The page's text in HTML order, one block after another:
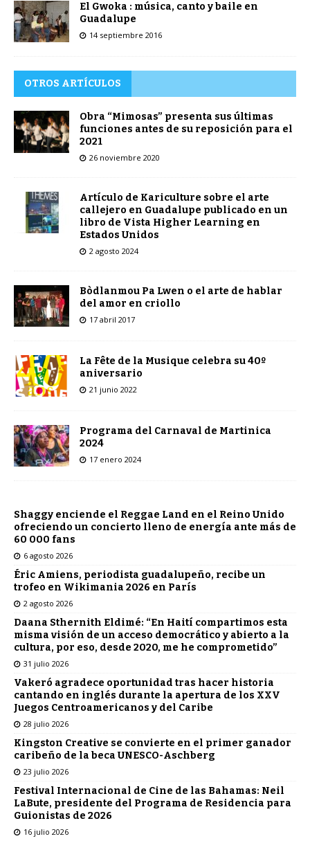
El Gwoka : música, canto y baile en
Guadalupe
14 septiembre 2016
OTROS ARTÍCULOS
Obra “Mimosas” presenta sus últimas
funciones antes de su reposición para el
2021
26 noviembre 2020
Artículo de Kariculture sobre el arte
callejero en Guadalupe publicado en un
libro de Vista Higher Learning en
Estados Unidos
2 agosto 2024
Bòdlanmou Pa Lwen o el arte de hablar
del amor en criollo
17 abril 2017
La Fête de la Musique celebra su 40º
aniversario
21 junio 2022
Programa del Carnaval de Martinica
2024
17 enero 2024
Shaggy enciende el Reggae Land en el Reino Unido
ofreciendo un concierto lleno de energía ante más de
60 000 fans
6 agosto 2026
Éric Amiens, periodista guadalupeño, recibe un
trofeo en Wikimania 2026 en París
2 agosto 2026
Daana Sthernith Eldimé: “En Haití compartimos esta
misma visión de un acceso democrático y abierto a la
cultura, por eso, desde 2020, me he comprometido”
31 julio 2026
Vakeró agradece oportunidad tras hacer historia
cantando en inglés durante la apertura de los XXV
Juegos Centroamericanos y del Caribe
28 julio 2026
Kingston Creative se convierte en el primer ganador
caribeño de la beca UNESCO-Aschberg
23 julio 2026
Festival Internacional de Cine de las Bahamas: Neil
LaBute, presidente del Programa de Residencia para
Guionistas de 2026
16 julio 2026